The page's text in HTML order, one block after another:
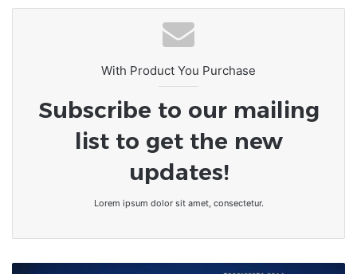
With Product You Purchase
Subscribe to our mailing
list to get the new
updates!
Lorem ipsum dolor sit amet, consectetur.